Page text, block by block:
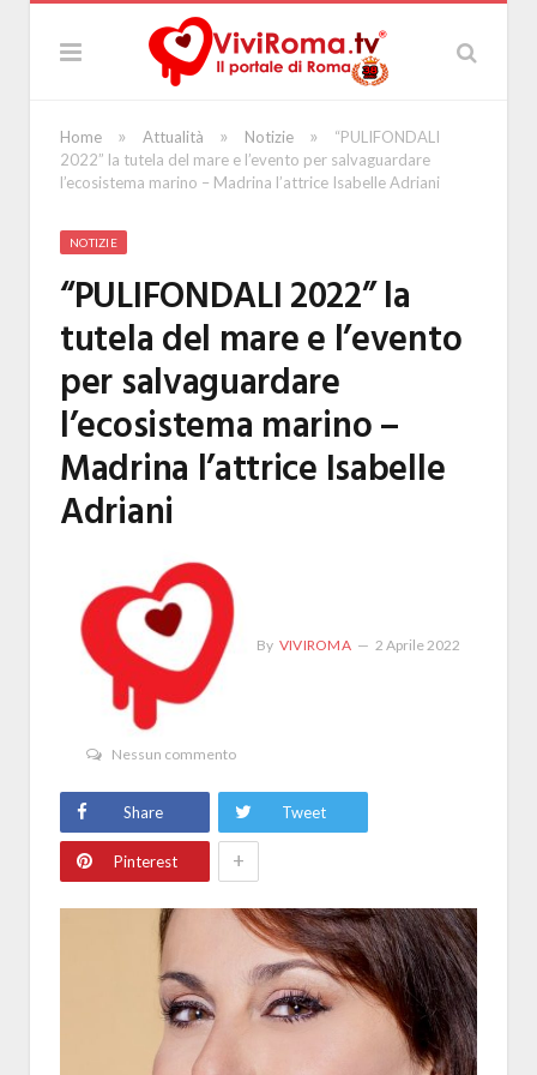
Home » Attualità » Notizie »
“PULIFONDALI
2022” la tutela del mare e l’evento per salvaguardare
l’ecosistema marino – Madrina l’attrice Isabelle Adriani
NOTIZIE
“PULIFONDALI 2022” la
tutela del mare e l’evento
per salvaguardare
l’ecosistema marino –
Madrina l’attrice Isabelle
Adriani
By VIVIROMA 2 Aprile 2022
Nessun commento
Share Tweet
Pinterest +